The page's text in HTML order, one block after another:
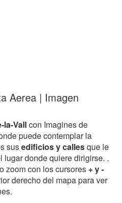
Aerea | Imagen
la-Vallcon Imagines de
puede contemplar la
susedificios y callesque le
lugar donde quiere dirigirse. .
zoom con los cursores + y -
derecho del mapa para ver